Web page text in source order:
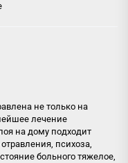
не только на
лечение
на дому подходит
психоза,
больного тяжелое,